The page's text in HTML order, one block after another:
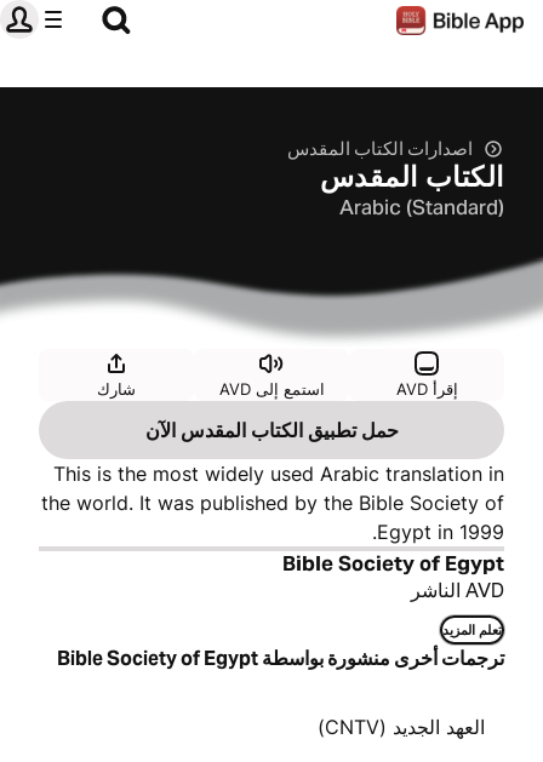
اصدارات الكتاب المقدس
الكتاب المقدس
Arabic (Standard)
إقرأ AVD استمع إلى AVD شارك
حمل تطبيق الكتاب المقدس الآن
This is the most widely used Arabic translation in
the world. It was published by the Bible Society of
Egypt in 1999.
Bible Society of Egypt
AVD الناشر
تعلم المزيد
ترجمات أخرى منشورة بواسطة Bible Society of Egypt
العهد الجديد (CNTV)